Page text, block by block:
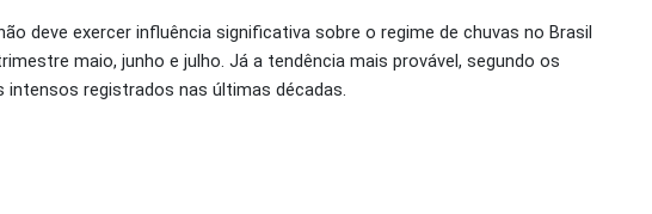
deve exercer influência significativa sobre o regime de chuvas no Brasil
maio, junho e julho. Já a tendência mais provável, segundo os
intensos registrados nas últimas décadas.